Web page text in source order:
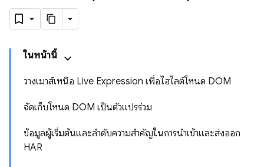
ในหน้านี้
วางเมาส์เหนือ Live Expression เพื่อไฮไลต์โหนด DOM
จัดเก็บโหนด DOM เป็นตัวแปรร่วม
ข้อมูลผู้เริ่มต้นและลำดับความสำคัญในการนำเข้าและส่งออก
HAR